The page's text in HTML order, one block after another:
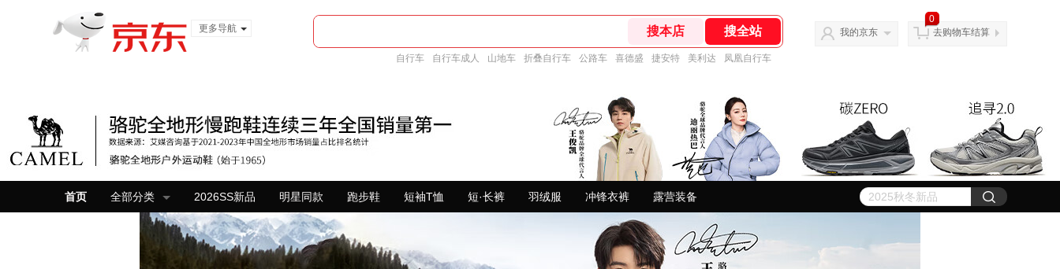
更多导航
自行车 自行车成人 山地车 折叠自行车 公路车 喜德盛 捷安特 美利达 凤凰自行车
我的京东
0
去购物车结算
首页 全部分类 2026SS新品 明星同款 跑步鞋 短袖T恤 短·长裤 羽绒服 冲锋衣裤 露营装备